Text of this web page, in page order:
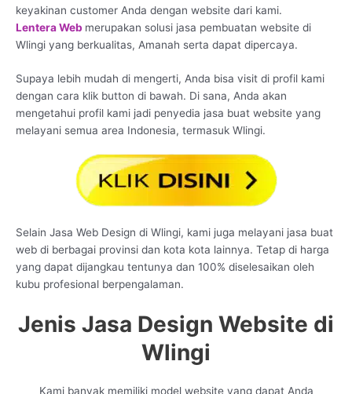
keyakinan customer Anda dengan website dari kami.
Lentera Web merupakan solusi jasa pembuatan website di
Wlingi yang berkualitas, Amanah serta dapat dipercaya.
Supaya lebih mudah di mengerti, Anda bisa visit di profil kami
dengan cara klik button di bawah. Di sana, Anda akan
mengetahui profil kami jadi penyedia jasa buat website yang
melayani semua area Indonesia, termasuk Wlingi.
Selain Jasa Web Design di Wlingi, kami juga melayani jasa buat
web di berbagai provinsi dan kota kota lainnya. Tetap di harga
yang dapat dijangkau tentunya dan 100% diselesaikan oleh
kubu profesional berpengalaman.
Jenis Jasa Design Website di
Wlingi
Kami banyak memiliki model website yang dapat Anda